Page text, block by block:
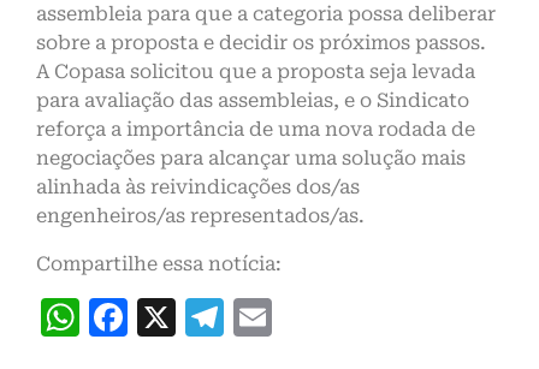
assembleia para que a categoria possa deliberar
sobre a proposta e decidir os próximos passos.
A Copasa solicitou que a proposta seja levada
para avaliação das assembleias, e o Sindicato
reforça a importância de uma nova rodada de
negociações para alcançar uma solução mais
alinhada às reivindicações dos/as
engenheiros/as representados/as.
Compartilhe essa notícia:
WhatsApp
Facebook
X Telegram